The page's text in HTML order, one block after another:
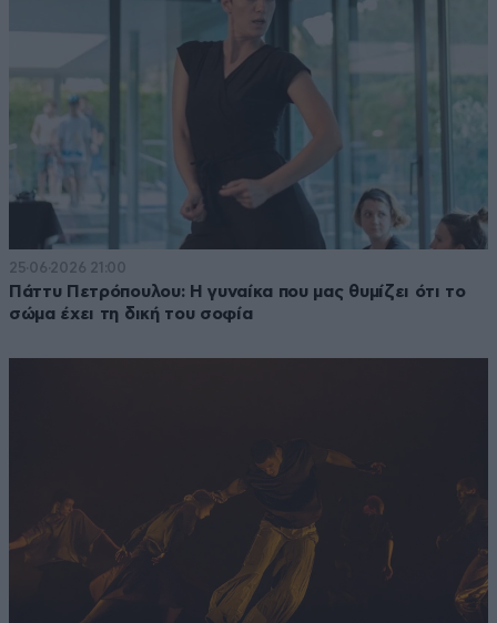
25·06·2026 21:00
Πάττυ Πετρόπουλου: Η γυναίκα που μας θυμίζει ότι το
σώμα έχει τη δική του σοφία